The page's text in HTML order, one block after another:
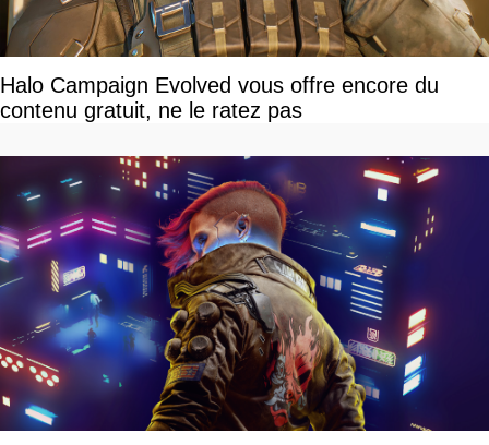
Halo Campaign Evolved vous offre encore du
contenu gratuit, ne le ratez pas